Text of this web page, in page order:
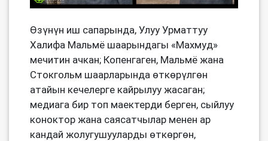
Өзүнүн иш сапарында, Улуу Урматтуу
Халифа Мальмё шаарындагы «Махмуд»
мечитин ачкан; Копенгаген, Мальмё жана
Стокгольм шаарларында өткөрүлгөн
атайын кечелерге кайрылуу жасаган;
медиага бир топ маектерди берген, сыйлуу
коноктор жана саясатчылар менен ар
кандай жолугушууларды өткөргөн,